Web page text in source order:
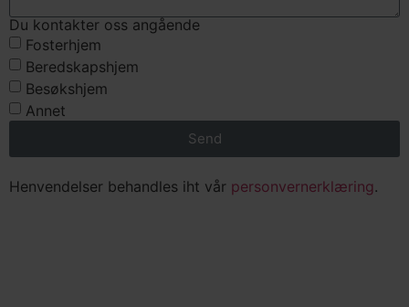
Du kontakter oss angående
Fosterhjem
Beredskapshjem
Besøkshjem
Annet
Send
Henvendelser behandles iht vår personvernerklæring.